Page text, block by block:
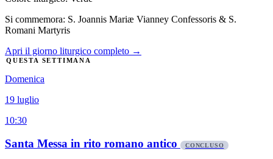
Si commemora: S. Joannis Mariæ Vianney Confessoris & S.
Romani Martyris
Apri il giorno liturgico completo →
QUESTA SETTIMANA
Domenica
19 luglio
10:30
Santa Messa in rito romano antico CONCLUSO